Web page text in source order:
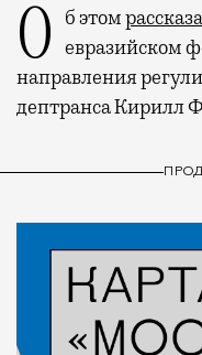
Об этом
евразийском
направления
дептранса Кирилл